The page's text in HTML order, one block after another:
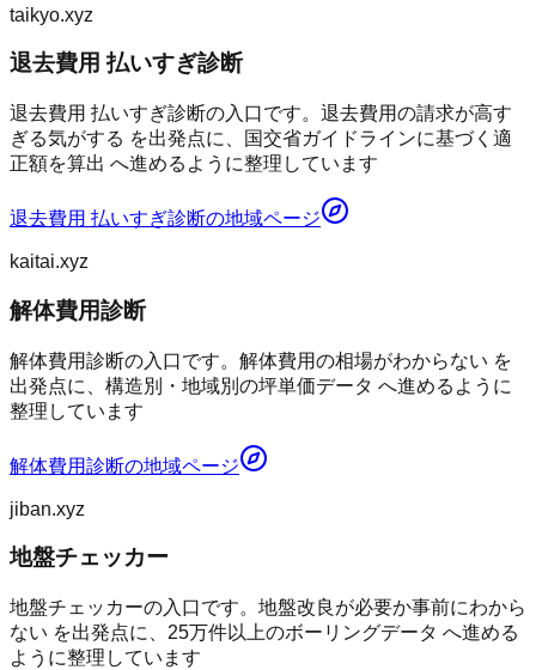
taikyo.xyz
退去費用 払いすぎ診断
退去費用 払いすぎ診断の入口です。退去費用の請求が高す
ぎる気がする を出発点に、国交省ガイドラインに基づく適
正額を算出 へ進めるように整理しています
退去費用 払いすぎ診断の地域ページ
kaitai.xyz
解体費用診断
解体費用診断の入口です。解体費用の相場がわからない を
出発点に、構造別・地域別の坪単価データ へ進めるように
整理しています
解体費用診断の地域ページ
jiban.xyz
地盤チェッカー
地盤チェッカーの入口です。地盤改良が必要か事前にわから
ない を出発点に、25万件以上のボーリングデータ へ進める
ように整理しています